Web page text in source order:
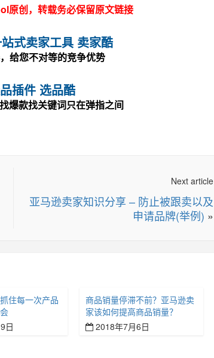
原创，转载务必保留原文链接
式卖家工具 卖家酷
给您不对等的竞争优势
插件 选品酷
爆款找关键词只在弹指之间
Next article
亚马逊卖家知识分享 – 防止被跟卖以及
申请品牌(举例) »
住每一次产品
日
商品销量停滞不前？亚马逊卖
家该如何提高商品销量？
2018年7月6日